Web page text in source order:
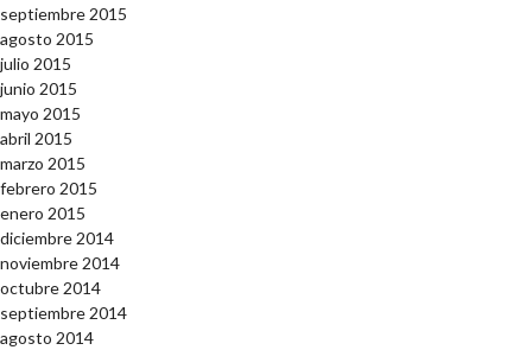
septiembre 2015
agosto 2015
julio 2015
junio 2015
mayo 2015
abril 2015
marzo 2015
febrero 2015
enero 2015
diciembre 2014
noviembre 2014
octubre 2014
septiembre 2014
agosto 2014